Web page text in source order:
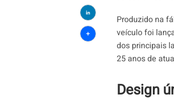
Email
LinkedIn
Share
Produzido na
veículo foi
dos principais
25 anos de
Design